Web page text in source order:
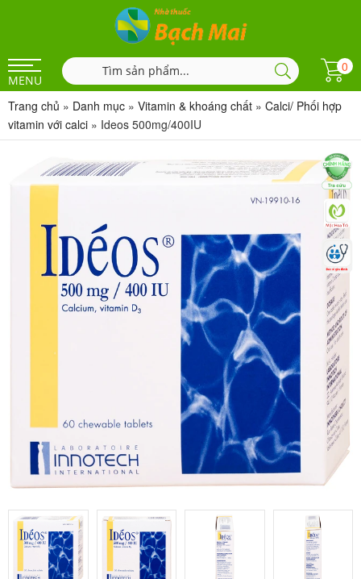
MENU
0
Trang chủ » Danh mục » Vitamin & khoáng chất » Calci/ Phối hợp
vitamin với calci » Ideos 500mg/400IU